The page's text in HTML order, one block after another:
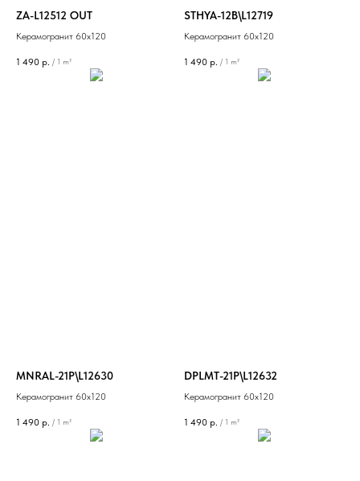
ZA-L12512 OUT
Керамогранит 60х120
1 490 р. / 1 m²
STHYA-12B\L12719
Керамогранит 60х120
1 490 р. / 1 m²
MNRAL-21P\L12630
Керамогранит 60х120
1 490 р. / 1 m²
DPLMT-21P\L12632
Керамогранит 60х120
1 490 р. / 1 m²